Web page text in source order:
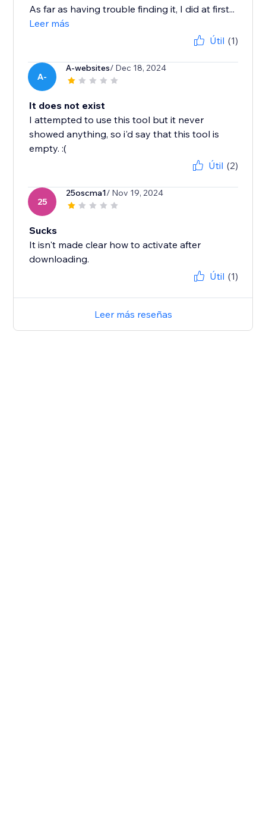
As far as having trouble finding it, I did at first...
Leer más
Útil (1)
A-
A-websites/ Dec 18, 2024
It does not exist
I attempted to use this tool but it never
showed anything, so i'd say that this tool is
empty. :(
Útil (2)
25
25oscma1/ Nov 19, 2024
Sucks
It isn't made clear how to activate after
downloading.
Útil (1)
Leer más reseñas